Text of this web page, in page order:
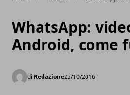
WhatsApp:
Android, come
di Redazione25/10/2016